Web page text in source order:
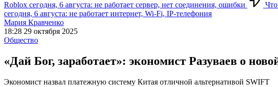
Roblox сегодня, 6 августа: не работает сервер, нет соединения, ошибки Что
сегодня, 6 августа: не работает интернет, Wi-Fi, IP-телефония
Мария Кравченко
18:28 29 октября 2025
Общество
«Дай Бог, заработает»: экономист Разуваев о
Экономист назвал платежную систему Китая отличной альтернативой SWIFT